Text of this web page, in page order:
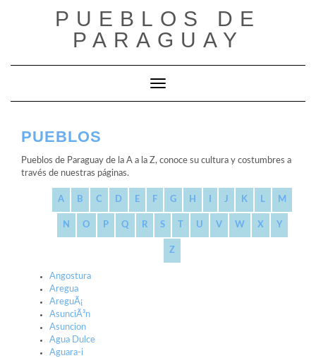
PUEBLOS DE
PARAGUAY
Cambiar modo de navegación
PUEBLOS
Pueblos de Paraguay de la A a la Z, conoce su cultura y costumbres a
través de nuestras páginas.
A B C D E F G H J K L M
N O P Q R S U V W X Y
Z
Angostura
Aregua
AreguÃ¡
AsunciÃ³n
Asuncion
Agua Dulce
Aguara-i